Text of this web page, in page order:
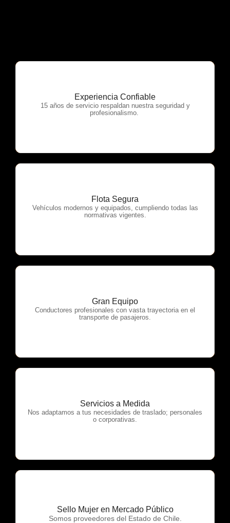
Experiencia Confiable
15 años de servicio respaldan nuestra seguridad y
profesionalismo.
OTP Servicios
Flota Segura
Vehículos modernos y equipados, cumpliendo todas las
normativas vigentes.
OTP Servicios
Gran Equipo
Conductores profesionales con vasta trayectoria en el
transporte de pasajeros.
OTP Servicios
Servicios a Medida
Nos adaptamos a tus necesidades de traslado; personales
o corporativas.
OTP Servicios
Sello Mujer en Mercado Público
Somos proveedores del Estado de Chile.
OTP Servicios